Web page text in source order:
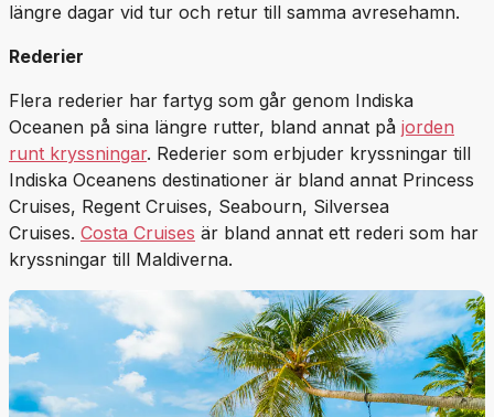
längre dagar vid tur och retur till samma avresehamn.
Rederier
Flera rederier har fartyg som går genom Indiska
Oceanen på sina längre rutter, bland annat på jorden
runt kryssningar. Rederier som erbjuder kryssningar till
Indiska Oceanens destinationer är bland annat Princess
Cruises, Regent Cruises, Seabourn, Silversea
Cruises. Costa Cruises är bland annat ett rederi som har
kryssningar till Maldiverna.